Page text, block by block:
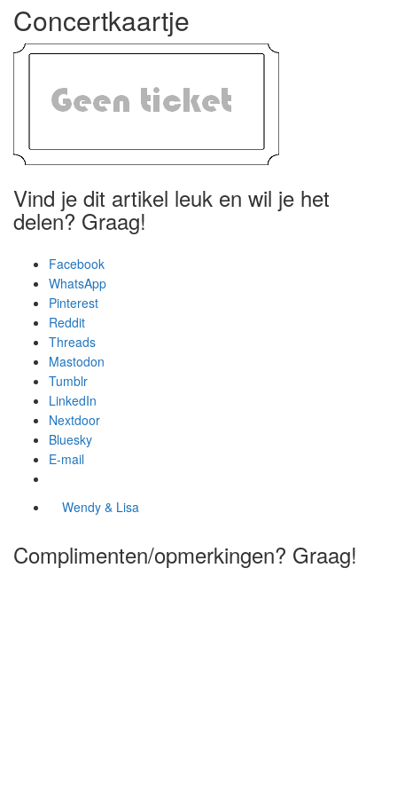
Concertkaartje
Vind je dit artikel leuk en wil je het
delen? Graag!
Facebook
WhatsApp
Pinterest
Reddit
Threads
Mastodon
Tumblr
LinkedIn
Nextdoor
Bluesky
E-mail
Wendy & Lisa
Complimenten/opmerkingen? Graag!